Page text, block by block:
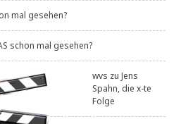
mal gesehen?
schon mal gesehen?
wvs zuJens
Spahn, die x-te
Folge